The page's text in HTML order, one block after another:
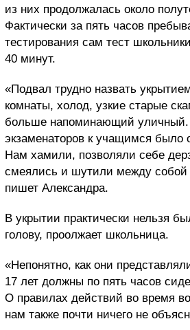
из них продолжалась около
Фактически за пять часов
тестирования сам тест
40 минут.
«Подвал трудно назвать
комнаты, холод, узкие старые
больше напоминающий
экзаменаторов к учащимся было
Нам хамили, позволяли себе
смеялись и шутили между
пишет Александра.
В укрытии практически нельзя
голову, проолжает школьница.
«Непонятно, как они
17 лет должны по пять часов
О правилах действий во время
нам также почти ничего не